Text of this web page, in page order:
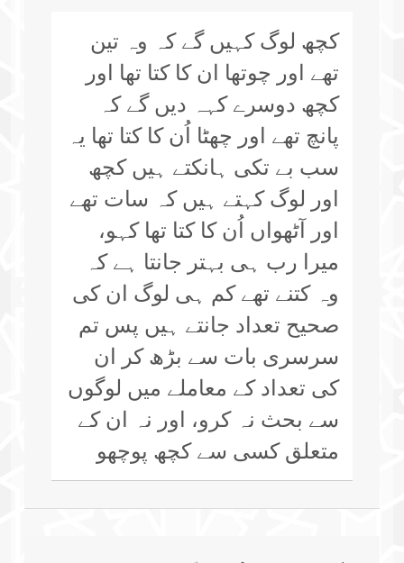
کچھ لوگ کہیں گے کہ وہ تین
تھے اور چوتھا ان کا کتا تھا اور
کچھ دوسرے کہہ دیں گے کہ
پانچ تھے اور چھٹا اُن کا کتا تھا یہ
سب بے تکی ہانکتے ہیں کچھ
اور لوگ کہتے ہیں کہ سات تھے
اور آٹھواں اُن کا کتا تھا کہو،
میرا رب ہی بہتر جانتا ہے کہ
وہ کتنے تھے کم ہی لوگ ان کی
صحیح تعداد جانتے ہیں پس تم
سرسری بات سے بڑھ کر ان
کی تعداد کے معاملے میں لوگوں
سے بحث نہ کرو، اور نہ ان کے
متعلق کسی سے کچھ پوچھو